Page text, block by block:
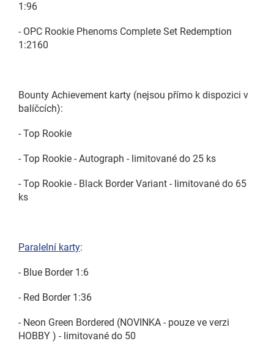
1:96
- OPC Rookie Phenoms Complete Set Redemption
1:2160
Bounty Achievement karty (nejsou přímo k dispozici v
balíčcích):
- Top Rookie
- Top Rookie - Autograph - limitované do 25 ks
- Top Rookie - Black Border Variant - limitované do 65
ks
Paralelní karty:
- Blue Border 1:6
- Red Border 1:36
- Neon Green Bordered (NOVINKA - pouze ve verzi
HOBBY ) - limitované do 50